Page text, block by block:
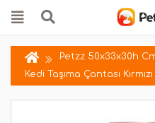
Petzz 50x33x30h
Kedi Taşıma Çantası Kırmızı